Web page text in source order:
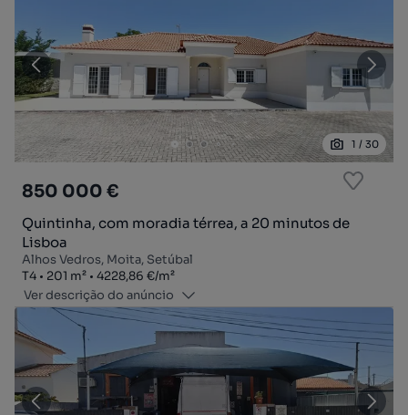
1 / 30
850 000 €
Quintinha, com moradia térrea, a 20 minutos de
Lisboa
Alhos Vedros, Moita, Setúbal
Tipologia
T4
Zona201 m²
Preço por metro quadrado
4228,86 €/m²
Ver descrição do anúncio